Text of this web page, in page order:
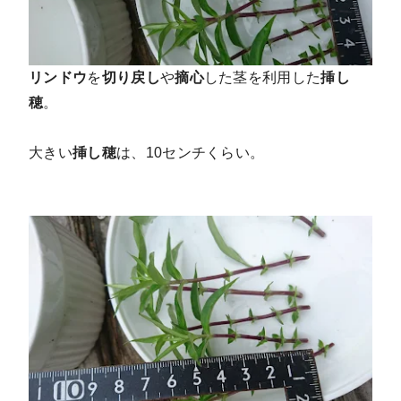
リンドウを切り戻しや摘心した茎を利用した挿し
穂。
大きい挿し穂は、10センチくらい。